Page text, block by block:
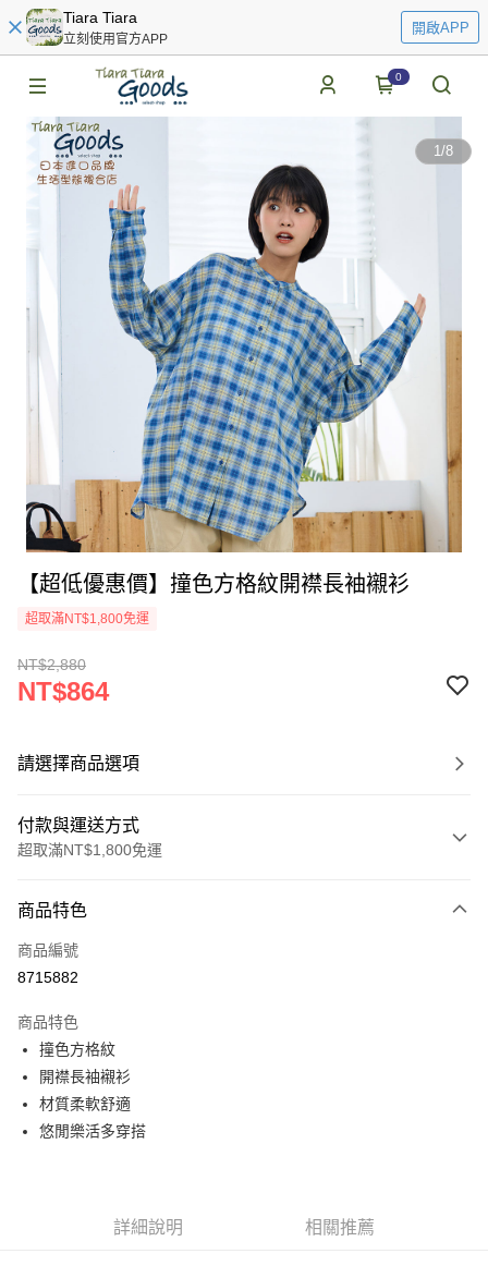
Tiara Tiara
立刻使用官方APP
開啟APP
0
1/8
【超低優惠價】撞色方格紋開襟長袖襯衫
超取滿NT$1,800免運
NT$2,880
NT$864
請選擇商品選項
付款與運送方式
超取滿NT$1,800免運
信用卡一次付款
超商取貨付款
街口支付
悠遊付
AFTEE先享後付
１．簡單：不需註冊會員、不需綁卡、不需儲值。
商品特色
商品編號
8715882
商品特色
撞色方格紋
開襟長袖襯衫
材質柔軟舒適
悠閒樂活多穿搭
詳細說明 相關推薦